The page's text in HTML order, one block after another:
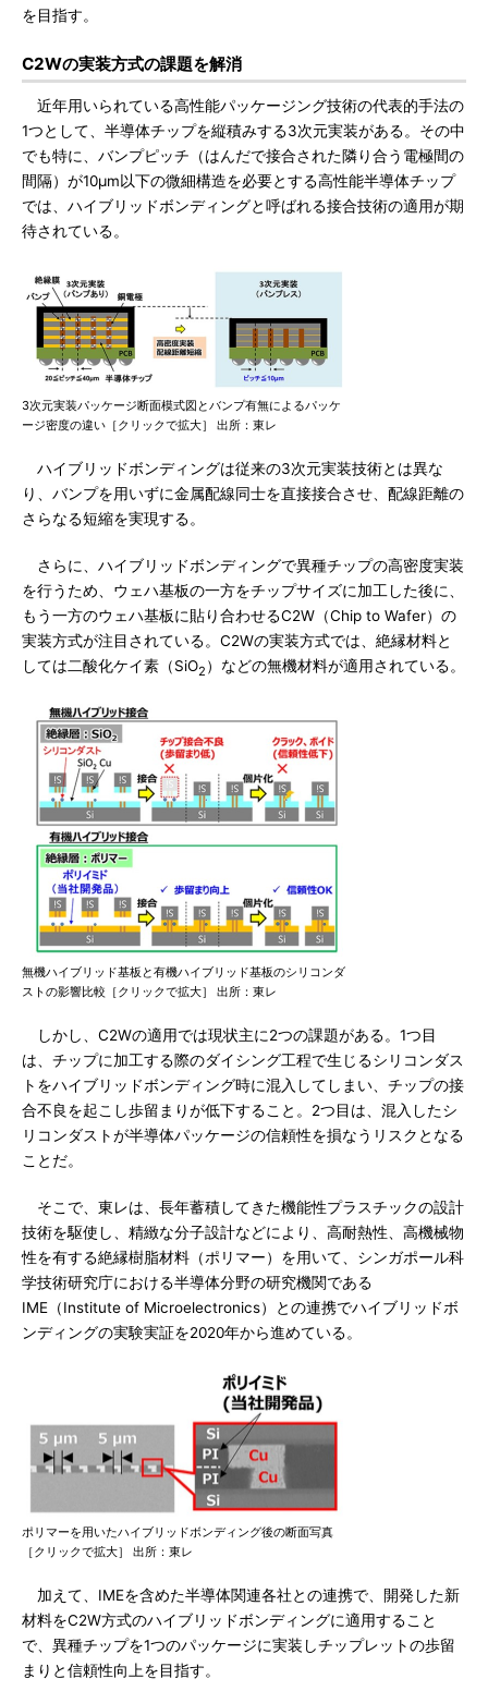
を目指す。
C2Wの実装方式の課題を解消
近年用いられている高性能パッケージング技術の代表的手法の
1つとして、半導体チップを縦積みする3次元実装がある。その中
でも特に、バンプピッチ（はんだで接合された隣り合う電極間の
間隔）が10μm以下の微細構造を必要とする高性能半導体チップ
では、ハイブリッドボンディングと呼ばれる接合技術の適用が期
待されている。
3次元実装パッケージ断面模式図とバンプ有無によるパッケ
ージ密度の違い［クリックで拡大］ 出所：東レ
ハイブリッドボンディングは従来の3次元実装技術とは異な
り、バンプを用いずに金属配線同士を直接接合させ、配線距離の
さらなる短縮を実現する。
さらに、ハイブリッドボンディングで異種チップの高密度実装
を行うため、ウェハ基板の一方をチップサイズに加工した後に、
もう一方のウェハ基板に貼り合わせるC2W（Chip to Wafer）の
実装方式が注目されている。C2Wの実装方式では、絶縁材料と
しては二酸化ケイ素（SiO2 ）などの無機材料が適用されている。
無機ハイブリッド基板と有機ハイブリッド基板のシリコンダ
ストの影響比較［クリックで拡大］ 出所：東レ
しかし、C2Wの適用では現状主に2つの課題がある。1つ目
は、チップに加工する際のダイシング工程で生じるシリコンダス
トをハイブリッドボンディング時に混入してしまい、チップの接
合不良を起こし歩留まりが低下すること。2つ目は、混入したシ
リコンダストが半導体パッケージの信頼性を損なうリスクとなる
ことだ。
そこで、東レは、長年蓄積してきた機能性プラスチックの設計
技術を駆使し、精緻な分子設計などにより、高耐熱性、高機械物
性を有する絶縁樹脂材料（ポリマー）を用いて、シンガポール科
学技術研究庁における半導体分野の研究機関である
IME（Institute of Microelectronics）との連携でハイブリッドボ
ンディングの実験実証を2020年から進めている。
ポリマーを用いたハイブリッドボンディング後の断面写真
［クリックで拡大］ 出所：東レ
加えて、IMEを含めた半導体関連各社との連携で、開発した新
材料をC2W方式のハイブリッドボンディングに適用すること
で、異種チップを1つのパッケージに実装しチップレットの歩留
まりと信頼性向上を目指す。